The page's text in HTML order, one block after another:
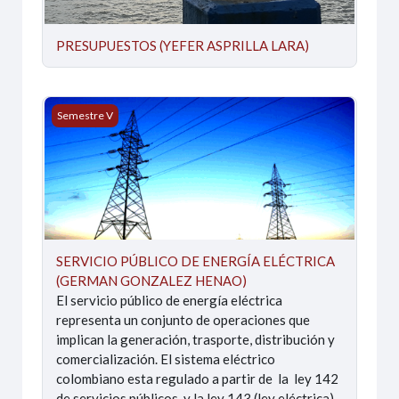
PRESUPUESTOS (YEFER ASPRILLA LARA)
SERVICIO PÚBLICO DE ENERGÍA ELÉCTRICA
Semestre V
SERVICIO PÚBLICO DE ENERGÍA ELÉCTRICA
(GERMAN GONZALEZ HENAO)
El servicio público de energía eléctrica
representa un conjunto de operaciones que
implican la generación, trasporte, distribución y
comercialización. El sistema eléctrico
colombiano esta regulado a partir de la ley 142